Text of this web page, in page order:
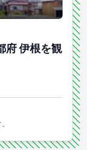
根を観光した日記
府 伊根を観